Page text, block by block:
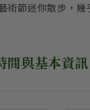
術節迷你散步，
間與基本資訊